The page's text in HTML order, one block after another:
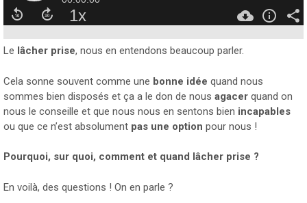
Le lâcher prise, nous en entendons beaucoup parler.
Cela sonne souvent comme une bonne idée quand nous
sommes bien disposés et ça a le don de nous agacer quand on
nous le conseille et que nous nous en sentons bien incapables
ou que ce n’est absolument pas une option pour nous !
Pourquoi, sur quoi, comment et quand lâcher prise ?
En voilà, des questions ! On en parle ?